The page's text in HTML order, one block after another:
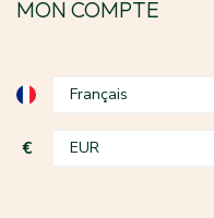
MON COMPTE
€